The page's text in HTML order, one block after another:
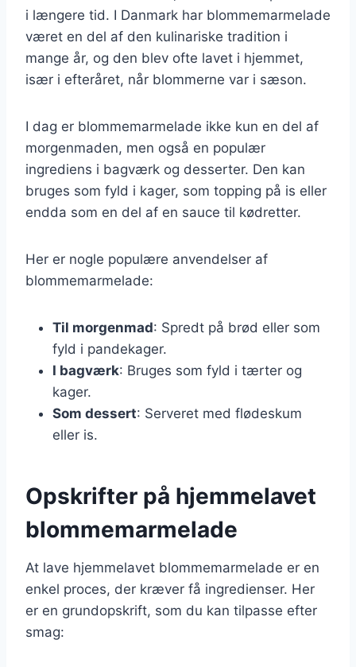
i længere tid. I Danmark har blommemarmelade
været en del af den kulinariske tradition i
mange år, og den blev ofte lavet i hjemmet,
især i efteråret, når blommerne var i sæson.
I dag er blommemarmelade ikke kun en del af
morgenmaden, men også en populær
ingrediens i bagværk og desserter. Den kan
bruges som fyld i kager, som topping på is eller
endda som en del af en sauce til kødretter.
Her er nogle populære anvendelser af
blommemarmelade:
Til morgenmad: Spredt på brød eller som
fyld i pandekager.
I bagværk: Bruges som fyld i tærter og
kager.
Som dessert: Serveret med flødeskum
eller is.
Opskrifter på hjemmelavet
blommemarmelade
At lave hjemmelavet blommemarmelade er en
enkel proces, der kræver få ingredienser. Her
er en grundopskrift, som du kan tilpasse efter
smag: